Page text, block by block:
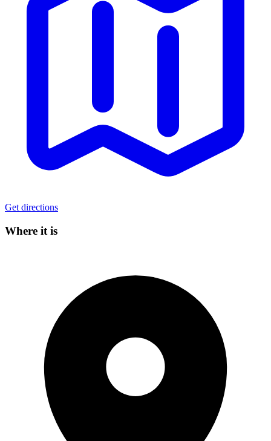
Get directions
Where it is